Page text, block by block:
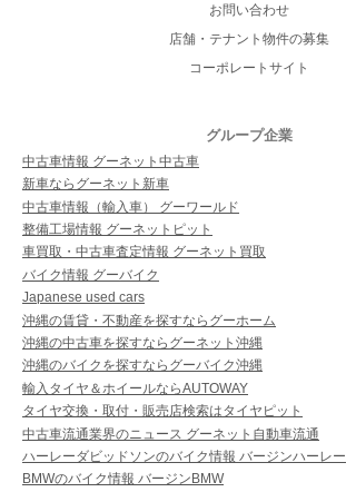
お問い合わせ
店舗・テナント物件の募集
コーポレートサイト
グループ企業
中古車情報 グーネット中古車
新車ならグーネット新車
中古車情報（輸入車） グーワールド
整備工場情報 グーネットピット
車買取・中古車査定情報 グーネット買取
バイク情報 グーバイク
Japanese used cars
沖縄の賃貸・不動産を探すならグーホーム
沖縄の中古車を探すならグーネット沖縄
沖縄のバイクを探すならグーバイク沖縄
輸入タイヤ＆ホイールならAUTOWAY
タイヤ交換・取付・販売店検索はタイヤピット
中古車流通業界のニュース グーネット自動車流通
ハーレーダビッドソンのバイク情報 バージンハーレー
BMWのバイク情報 バージンBMW